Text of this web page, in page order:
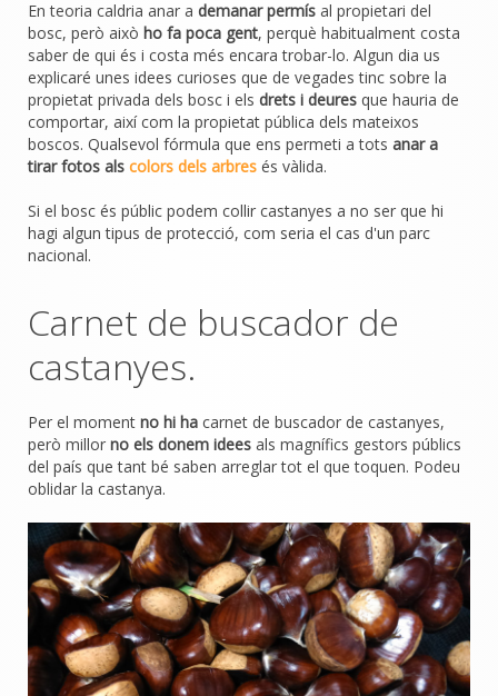
En teoria caldria anar a demanar permís al propietari del
bosc, però això ho fa poca gent, perquè habitualment costa
saber de qui és i costa més encara trobar-lo. Algun dia us
explicaré unes idees curioses que de vegades tinc sobre la
propietat privada dels bosc i els drets i deures que hauria de
comportar, així com la propietat pública dels mateixos
boscos. Qualsevol fórmula que ens permeti a tots anar a
tirar fotos als colors dels arbres és vàlida.
Si el bosc és públic podem collir castanyes a no ser que hi
hagi algun tipus de protecció, com seria el cas d'un parc
nacional.
Carnet de buscador de
castanyes.
Per el moment no hi ha carnet de buscador de castanyes,
però millor no els donem idees als magnífics gestors públics
del país que tant bé saben arreglar tot el que toquen. Podeu
oblidar la castanya.